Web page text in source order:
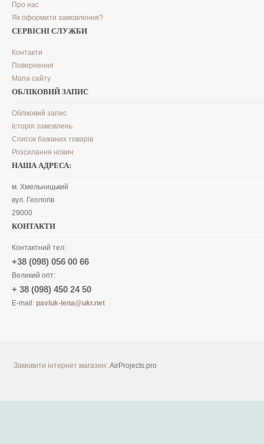
Про нас
Як оформити замовлення?
СЕРВІСНІ СЛУЖБИ
Контакти
Повернення
Мапа сайту
ОБЛІКОВИЙ ЗАПИС
Обліковий запис
Історія замовлень
Список бажаних товарів
Розсилання новин
НАША АДРЕСА:
м. Хмельницький
вул. Геологів
29000
КОНТАКТИ
Контактний тел:
+38 (098) 056 00 66
Великий опт:
+ 38 (098) 450 24 50
E-mail: pavluk-lena@ukr.net
Замовити інтернет магазин: AirProjects.pro